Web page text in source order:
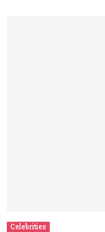
Celebrities